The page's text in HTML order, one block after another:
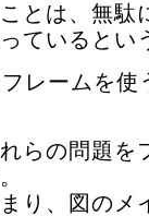
とは、無駄
っているとい
らの問題を
り、図のメ